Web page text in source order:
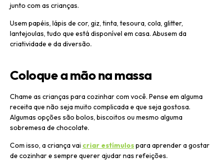
junto com as crianças.
Usem papéis, lápis de cor, giz, tinta, tesoura, cola, glitter,
lantejoulas, tudo que está disponível em casa. Abusem da
criatividade e da diversão.
Coloque a mão na massa
Chame as crianças para cozinhar com você. Pense em alguma
receita que não seja muito complicada e que seja gostosa.
Algumas opções são bolos, biscoitos ou mesmo alguma
sobremesa de chocolate.
Com isso, a criança vai criar estímulospara aprender a gostar
de cozinhar e sempre querer ajudar nas refeições.